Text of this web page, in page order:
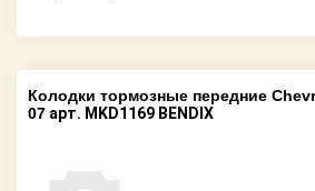
Колодки тормозные передние
07 арт. MKD1169 BENDIX